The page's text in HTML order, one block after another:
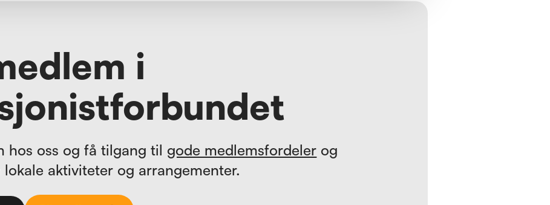
i
hos oss og få tilgang til gode medlemsfordeler og
aktiviteter og arrangementer.